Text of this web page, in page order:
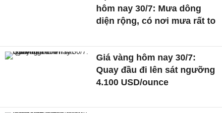
hôm nay 30/7: Mưa dông
diện rộng, có nơi mưa rất to
Giá vàng hôm nay 30/7:
Quay đầu đi lên sát ngưỡng
4.100 USD/ounce